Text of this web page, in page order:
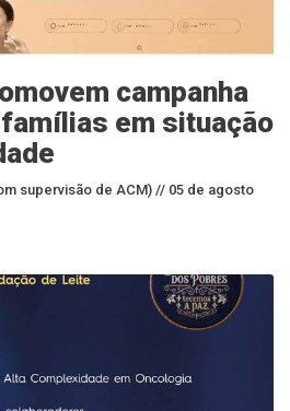
campanha
em situação
supervisão de ACM) // 05 de agosto